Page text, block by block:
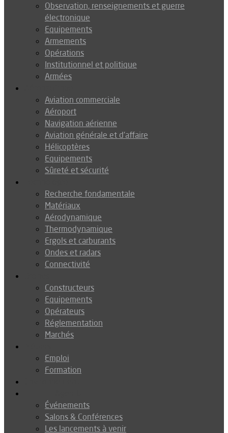
Observation, renseignements et guerre
électronique
Equipements
Armements
Opérations
Institutionnel et politique
Armées
Aviation commerciale
Aéroport
Navigation aérienne
Aviation générale et d’affaire
Hélicoptères
Equipements
Sûreté et sécurité
Recherche fondamentale
Matériaux
Aérodynamique
Thermodynamique
Ergols et carburants
Ondes et radars
Connectivité
Constructeurs
Equipements
Opérateurs
Réglementation
Marchés
Emploi
Formation
Événements
Salons & Conférences
Les lancements à venir